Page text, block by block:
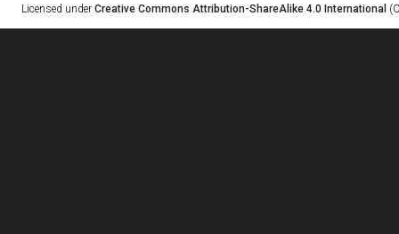
Licensed under Creative Commons Attribution-ShareAlike 4.0 International